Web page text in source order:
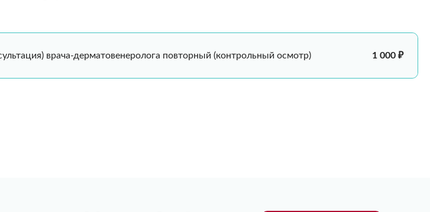
врача-дерматовенеролога повторный (контрольный осмотр) 1 000 ₽